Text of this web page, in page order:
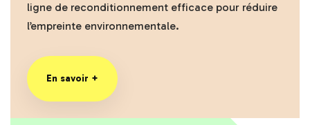
ligne de reconditionnement efficace pour réduire
l’empreinte environnementale.
En savoir +